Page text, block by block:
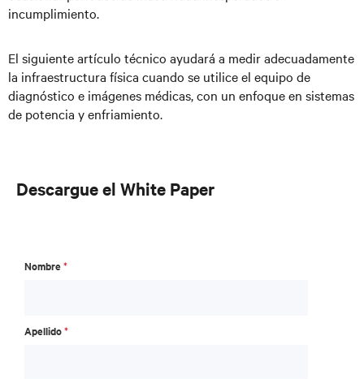
incumplimiento.
El siguiente artículo técnico ayudará a medir adecuadamente
la infraestructura física cuando se utilice el equipo de
diagnóstico e imágenes médicas, con un enfoque en sistemas
de potencia y enfriamiento.
Descargue el White Paper
Nombre*
Apellido*